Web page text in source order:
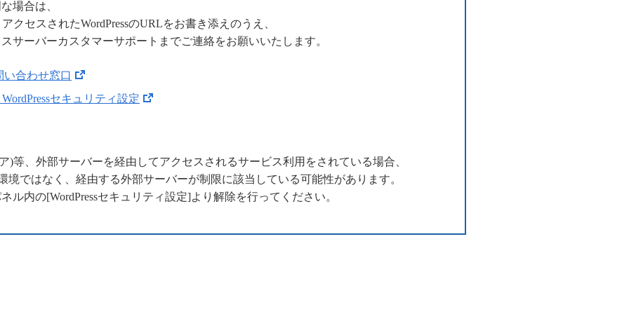
場合は、
クセスされたWordPressのURLをお書き添えのうえ、
サーバーカスタマーサポートまでご連絡をお願いいたします。
合わせ窓口
セキュリティ設定
)等、外部サーバーを経由してアクセスされるサービス利用をされている場合、
境ではなく、経由する外部サーバーが制限に該当している可能性があります。
ル内の[WordPressセキュリティ設定]より解除を行ってください。